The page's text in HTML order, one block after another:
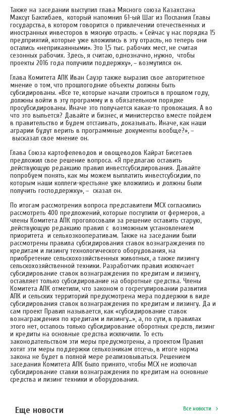
Также на заседании выступил глава Мясного союза Казахстана
Максут Бактибаев, который напомнил 61-ый Шаг из Послания Главы
государства, в котором говорится о привлечении отечественных и
иностранных инвесторов в мясную отрасль. « Сейчас у нас порядка 15
предприятий, которые уже вложились в эту отрасль, но теперь они
остались «неприкаянными». Это 1,5 тыс. рабочих мест, не считая
сезонных рабочих. Здесь, я считаю, однозначно, нужно, чтобы
проекты 2016 года получили поддержку», – возмутился он.
Глава Комитета АПК Иван Сауэр также выразил свое авторитетное
мнение о том, что прошлогодние объекты должны быть
субсидированы. «Все те, которые начали строиться в прошлом году,
должны войти в эту программу и в обязательном порядке
просубсидированы. Иначе это получается какая-то провокация. А во
что это выльется? Давайте и бизнес, и министерство вместе пойдем
в правительство и будем отстаивать, доказывать. Иначе, как наши
аграрии будут верить в программные документы вообще?», –
высказал свое мнение он.
Глава Союза картофелеводов и овощеводов Кайрат Бисетаев
предложил свое решение вопроса. «Я предлагаю оставить
действующую редакцию правил инвестсубсидирования. Давайте
попробуем понять, как мы можем выплатить инвестсубсидии, по
которым наши коллеги-крестьяне уже вложились и должны были
получить господдержку», – сказал он.
По итогам рассмотрения вопроса представители МСХ согласились
рассмотреть 400 предложений, которые поступили от фермеров, а
члены Комитета АПК проголосовали за решение оставить старую,
действующую редакцию правил с возможным установлением
приоритета и сельхозкооперативам. Также на заседании были
рассмотрены правила субсидирования ставок вознаграждения по
кредитам и лизингу технологического оборудования, на
приобретение сельскохозяйственных животных, а также лизингу
сельскохозяйственной техники. Разработчик правил исключает
субсидирование ставок вознаграждения по кредитам и лизингу,
оставляет только субсидирование на оборотные средства. Члены
Комитета АПК отметили, что законом о госрегулировании развития
АПК и сельских территорий предусмотрена мера поддержки в виде
субсидирования ставок вознаграждения по кредитам и лизингу. Да и
сам проект Правил называется, как «субсидирование ставок
вознаграждения по кредитам и лизингу…», а, по сути, в правилах
этого нет, осталось только субсидирование оборотных средств, лизинг
и кредиты на основные средства исключили. То есть
законодательством эти меры предусмотрены, а проектом Правил
хотят эти меры поддержки сельхозникам отсечь, в итоге норма
закона не будет в полной мере реализовываться. Решением
заседания Комитета АПК было принято, чтобы МСХ не исключал
субсидирование ставки вознаграждения по кредитам на основные
средства и лизинг техники и оборудования.
Еще новости Все новости